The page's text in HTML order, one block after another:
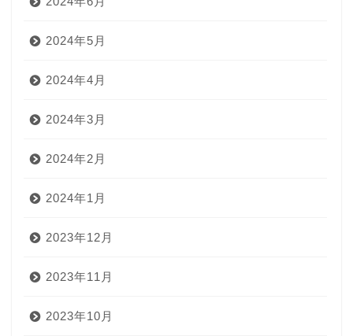
2024年5月
2024年4月
2024年3月
2024年2月
2024年1月
2023年12月
2023年11月
2023年10月